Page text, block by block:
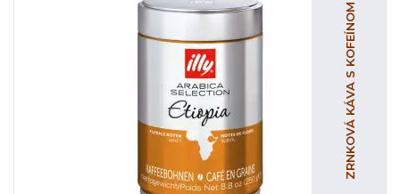
ZRNKOVÁ KÁVA S KOFEÍNOM